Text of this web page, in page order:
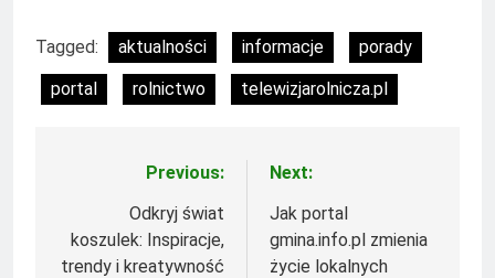
Tagged: aktualności informacje
porady
portal
rolnictwo telewizjarolnicza.pl
NawigacjaPrevious:
Odkryj świat
koszulek: Inspiracje,
trendy i kreatywność
Next:
Jak portal
gmina.info.pl zmienia
życie lokalnych